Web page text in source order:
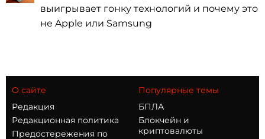
выигрывает гонку технологий и почему это
не Apple или Samsung
О сайте
Редакция
Редакционная политика
Предостережения по
Популярные темы
БПЛА
Блокчейн и
криптовалюты